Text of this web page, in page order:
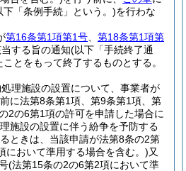
下「条例手続」という。)を行わな
第16条第1項第1号
第18条第1項第
する旨の通知(以下「手続終了通
ことをもって終了するものとする。
理施設の設置について、事業者が
に法第8条第1項、第9条第1項、第
2の6第1項の許可を申請した場合に
施設の設置に伴う紛争を予防する
ときは、当該申請が法第8条の2第
において準用する場合を含む。)又
(法第15条の2の6第2項において準